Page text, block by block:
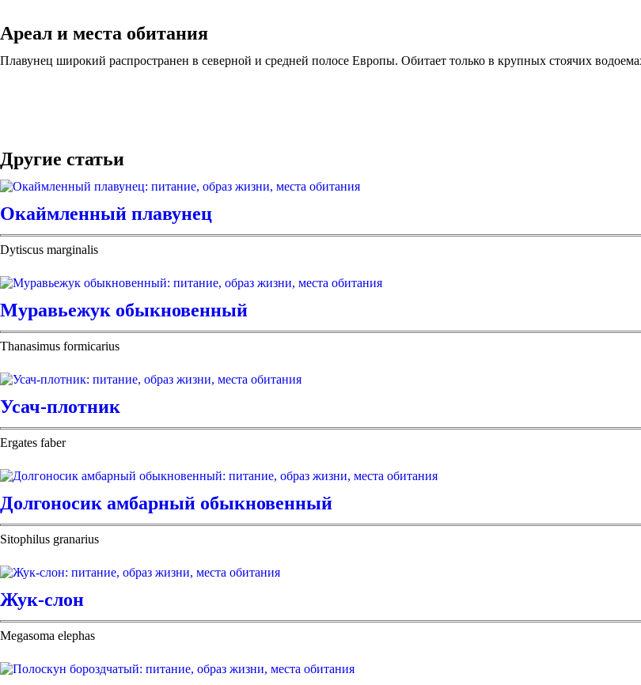
Ареал и места обитания
Плавунец широкий распространен в северной и средней полосе Европы. Обитает только в крупных стоячих
Другие статьи
Окаймленный плавунец
Dytiscus marginalis
Муравьежук обыкновенный
Thanasimus formicarius
Усач-плотник
Ergates faber
Долгоносик амбарный обыкновенный
Sitophilus granarius
Жук-слон
Megasoma elephas